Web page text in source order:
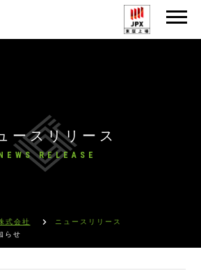
ースリリース
NEWS RELEASE
式会社
ニュースリリース
らせ